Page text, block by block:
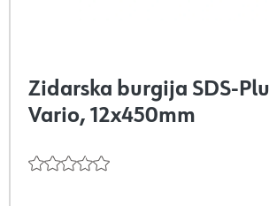
Zidarska burgija SDS-
Vario, 12x450mm